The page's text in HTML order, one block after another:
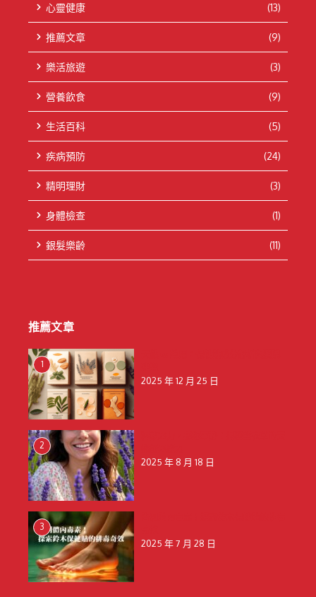
心靈健康 (13)
推薦文章 (9)
樂活旅遊 (3)
營養飲食 (9)
生活百科 (5)
疾病預防 (24)
精明理財 (3)
身體檢查 (1)
銀髮樂齡 (11)
推薦文章
1
2025 年 12 月 25 日
2
2025 年 8 月 18 日
3
2025 年 7 月 28 日